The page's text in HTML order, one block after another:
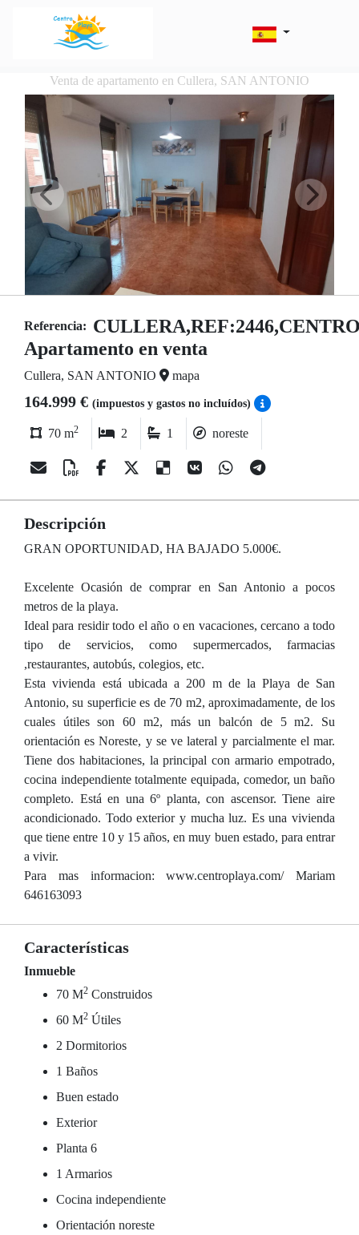
Venta de apartamento en Cullera, SAN ANTONIO
Referencia:
Apartamento en venta
Cullera, SAN ANTONIO mapa
164.999 € (impuestos y gastos no incluídos)
70 m2 2 1 noreste
Descripción
GRAN OPORTUNIDAD, HA BAJADO 5.000€.
Excelente Ocasión de comprar en San Antonio a pocos
metros de la playa.
Ideal para residir todo el año o en vacaciones, cercano a todo
tipo de servicios, como supermercados, farmacias
,restaurantes, autobús, colegios, etc.
Esta vivienda está ubicada a 200 m de la Playa de San
Antonio, su superficie es de 70 m2, aproximadamente, de los
cuales útiles son 60 m2, más un balcón de 5 m2. Su
orientación es Noreste, y se ve lateral y parcialmente el mar.
Tiene dos habitaciones, la principal con armario empotrado,
cocina independiente totalmente equipada, comedor, un baño
completo. Está en una 6º planta, con ascensor. Tiene aire
acondicionado. Todo exterior y mucha luz. Es una vivienda
que tiene entre 10 y 15 años, en muy buen estado, para entrar
a vivir.
Para mas informacion: www.centroplaya.com/ Mariam
646163093
Características
Inmueble
70 M2 Construidos
60 M2 Útiles
2 Dormitorios
1 Baños
Buen estado
Exterior
Planta 6
1 Armarios
Cocina independiente
Orientación noreste